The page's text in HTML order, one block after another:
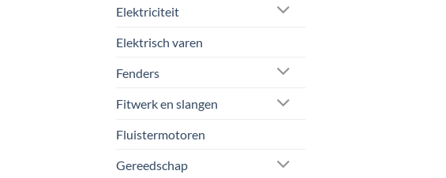
Elektriciteit
Elektrisch varen
Fenders
Fitwerk en slangen
Fluistermotoren
Gereedschap